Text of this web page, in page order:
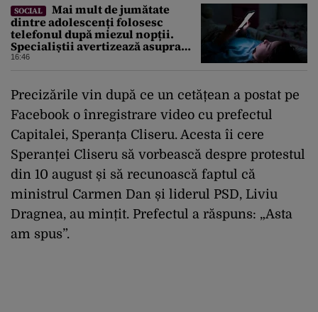
SOCIAL
Mai mult de jumătate
dintre adolescenți folosesc
telefonul după miezul nopții.
Specialiștii avertizează asupra
efectelor
16:46
Precizările vin după ce un cetățean a postat pe
Facebook o înregistrare video cu prefectul
Capitalei, Speranța Cliseru. Acesta îi cere
Speranței Cliseru să vorbească despre protestul
din 10 august și să recunoască faptul că
ministrul Carmen Dan și liderul PSD, Liviu
Dragnea, au mințit. Prefectul a răspuns: „Asta
am spus”.